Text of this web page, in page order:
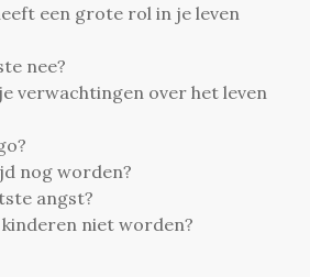
een grote rol in je leven
nee?
verwachtingen over het leven
nog worden?
angst?
niet worden?